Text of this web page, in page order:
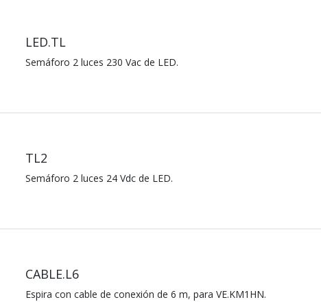
LED.TL
Semáforo 2 luces 230 Vac de LED.
TL2
Semáforo 2 luces 24 Vdc de LED.
CABLE.L6
Espira con cable de conexión de 6 m, para VE.KM1HN.